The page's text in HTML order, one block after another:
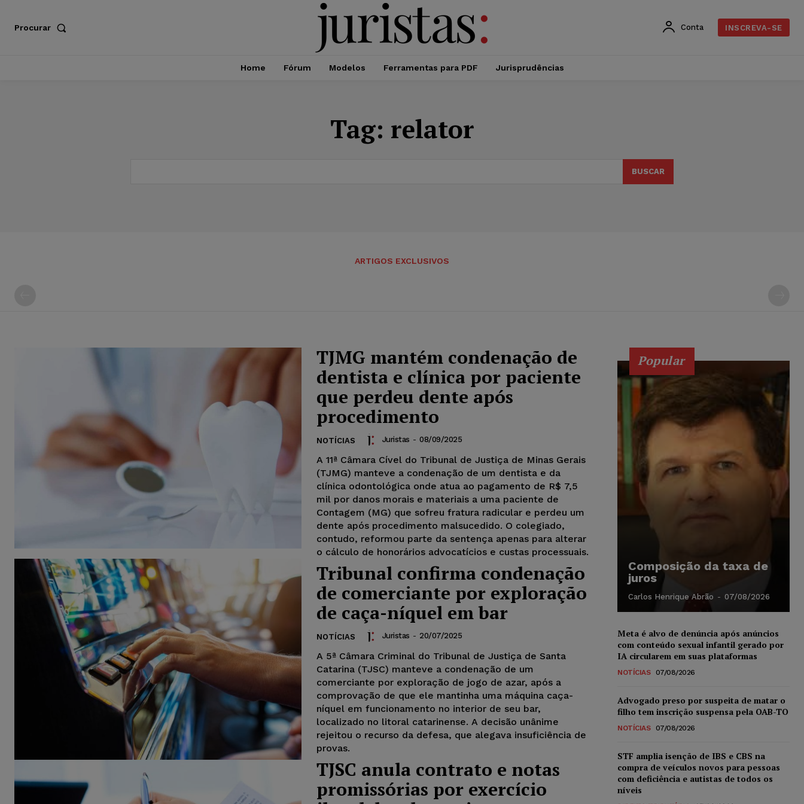
Procurar Conta INSCREVA-SE
Home Fórum Modelos Ferramentas para PDF Jurisprudências
Tag: relator
BUSCAR
ARTIGOS EXCLUSIVOS
TJMG mantém condenação de
dentista e clínica por paciente
que perdeu dente após
procedimento
NOTÍCIAS Juristas - 08/09/2025
A 11ª Câmara Cível do Tribunal de Justiça de Minas Gerais
(TJMG) manteve a condenação de um dentista e da
clínica odontológica onde atua ao pagamento de R$ 7,5
mil por danos morais e materiais a uma paciente de
Contagem (MG) que sofreu fratura radicular e perdeu um
dente após procedimento malsucedido. O colegiado,
contudo, reformou parte da sentença apenas para alterar
o cálculo de honorários advocatícios e custas processuais.
Tribunal confirma condenação
de comerciante por exploração
de caça-níquel em bar
NOTÍCIAS Juristas - 20/07/2025
A 5ª Câmara Criminal do Tribunal de Justiça de Santa
Catarina (TJSC) manteve a condenação de um
comerciante por exploração de jogo de azar, após a
comprovação de que ele mantinha uma máquina caça-
níquel em funcionamento no interior de seu bar,
localizado no litoral catarinense. A decisão unânime
rejeitou o recurso da defesa, que alegava insuficiência de
provas.
TJSC anula contrato e notas
promissórias por exercício
Popular
Composição da taxa de
juros
Carlos Henrique Abrão - 07/08/2026
Meta é alvo de denúncia após anúncios
com conteúdo sexual infantil gerado por
IA circularem em suas plataformas
NOTÍCIAS 07/08/2026
Advogado preso por suspeita de matar o
filho tem inscrição suspensa pela OAB-TO
NOTÍCIAS 07/08/2026
STF amplia isenção de IBS e CBS na
compra de veículos novos para pessoas
com deficiência e autistas de todos os
níveis